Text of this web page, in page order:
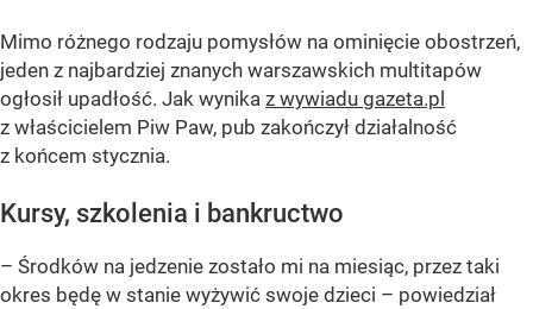
Mimo różnego rodzaju pomysłów na ominięcie obostrzeń,
jeden z najbardziej znanych warszawskich multitapów
ogłosił upadłość. Jak wynika z wywiadu gazeta.pl
z właścicielem Piw Paw, pub zakończył działalność
z końcem stycznia.
Kursy, szkolenia i bankructwo
– Środków na jedzenie zostało mi na miesiąc, przez taki
okres będę w stanie wyżywić swoje dzieci – powiedział